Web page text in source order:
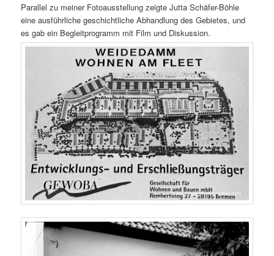
Parallel zu meiner Fotoausstellung zeigte Jutta Schäfer-Böhle
eine ausführliche geschichtliche Abhandlung des Gebietes, und
es gab ein Begleitprogramm mit Film und Diskussion.